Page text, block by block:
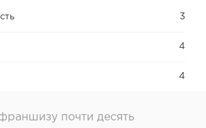
3
4
4
почти десять